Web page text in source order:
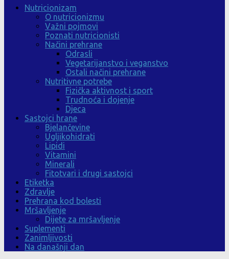
Nutricionizam
O nutricionizmu
Važni pojmovi
Poznati nutricionisti
Načini prehrane
Odrasli
Vegetarijanstvo i veganstvo
Ostali načini prehrane
Nutritivne potrebe
Fizička aktivnost i sport
Trudnoća i dojenje
Djeca
Sastojci hrane
Bjelančevine
Ugljikohidrati
Lipidi
Vitamini
Minerali
Fitotvari i drugi sastojci
Etiketka
Zdravlje
Prehrana kod bolesti
Mršavljenje
Dijete za mršavljenje
Suplementi
Zanimljivosti
Na današnji dan